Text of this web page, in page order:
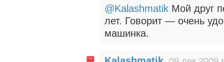
@Kalashmatik Мой друг
лет. Говорит — очень
машинка.